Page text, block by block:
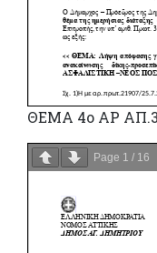
ΘΕΜΑ 4o ΑΡ
Page 1 / 16